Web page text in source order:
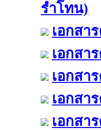
รำโทน)
เอกสา
เอกสา
เอกสา
เอกสา
เอกสา